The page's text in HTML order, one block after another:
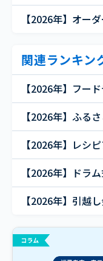
【2026年】オー
関連ランキン
【2026年】フー
【2026年】ふる
【2026年】レシ
【2026年】ドラ
【2026年】引越